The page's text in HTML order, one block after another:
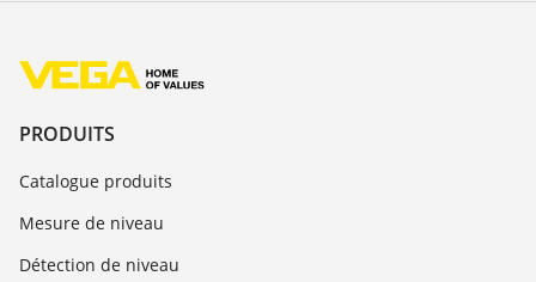
PRODUITS
Catalogue produits
Mesure de niveau
Détection de niveau